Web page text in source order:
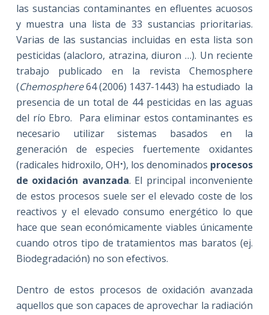
las sustancias contaminantes en efluentes acuosos
y muestra una lista de 33 sustancias prioritarias.
Varias de las sustancias incluidas en esta lista son
pesticidas (alacloro, atrazina, diuron …). Un reciente
trabajo publicado en la revista Chemosphere
(Chemosphere64 (2006) 1437-1443) ha estudiado la
presencia de un total de 44 pesticidas en las aguas
del río Ebro.
Para eliminar estos contaminantes es
necesario utilizar sistemas basados en la
generación de especies fuertemente oxidantes
(radicales hidroxilo, OH.), los denominados procesos
de oxidación avanzada. El principal inconveniente
de estos procesos suele ser el elevado coste de los
reactivos y el elevado consumo energético lo que
hace que sean económicamente viables únicamente
cuando otros tipo de tratamientos mas baratos (ej.
Biodegradación) no son efectivos.
Dentro de estos procesos de oxidación avanzada
aquellos que son capaces de aprovechar la radiación